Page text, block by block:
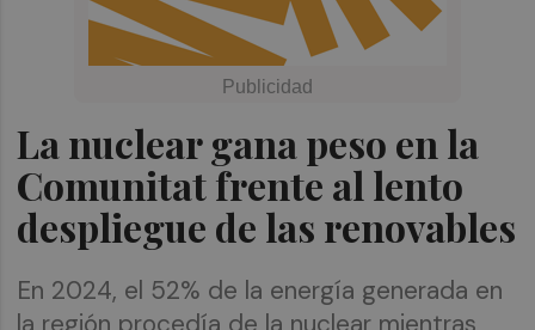
La nuclear gana peso en la
Comunitat frente al lento
despliegue de las renovables
En 2024, el 52% de la energía generada en